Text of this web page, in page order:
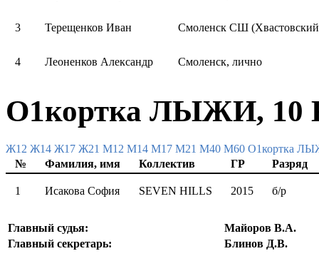
3 Терещенков Иван Смоленск СШ
4 Леоненков Александр Смоленск, лично
О1кортка ЛЫЖИ, 10
Ж12 Ж14 Ж17 Ж21 М12 М14 М17 М21 М40 М60 О1кортка
№
Фамилия, имя Коллектив ГР Разряд
1 Исакова София SEVEN HILLS 2015 б/р
Главный судья:
Майоров В.А.
Главный секретарь:
Блинов Д.В.